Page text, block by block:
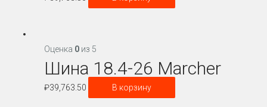
Оценка 0из 5
Шина 18.4-26 Marcher
₽39,763.50 В корзину